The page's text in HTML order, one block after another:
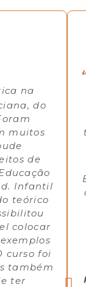
na
do
muitos
de
Infantil
teórico
colocar
curso foi
também
ter